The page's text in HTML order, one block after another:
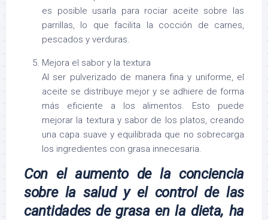
es posible usarla para rociar aceite sobre las
parrillas, lo que facilita la cocción de carnes,
pescados y verduras.
Mejora el sabor y la textura
Al ser pulverizado de manera fina y uniforme, el
aceite se distribuye mejor y se adhiere de forma
más eficiente a los alimentos. Esto puede
mejorar la textura y sabor de los platos, creando
una capa suave y equilibrada que no sobrecarga
los ingredientes con grasa innecesaria.
Con el aumento de la conciencia
sobre la salud y el control de las
cantidades de grasa en la dieta, ha